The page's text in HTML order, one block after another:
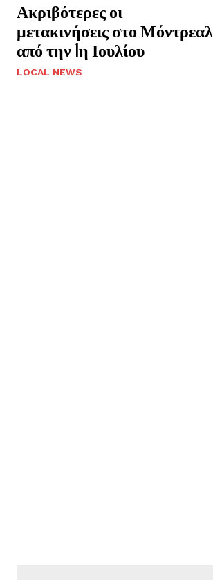
Ακριβότερες οι
μετακινήσεις στο Μόντρεαλ
από την 1η Ιουλίου
LOCAL NEWS